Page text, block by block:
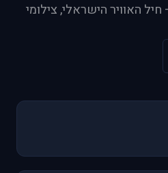
האוויר הישראלי, צילומי